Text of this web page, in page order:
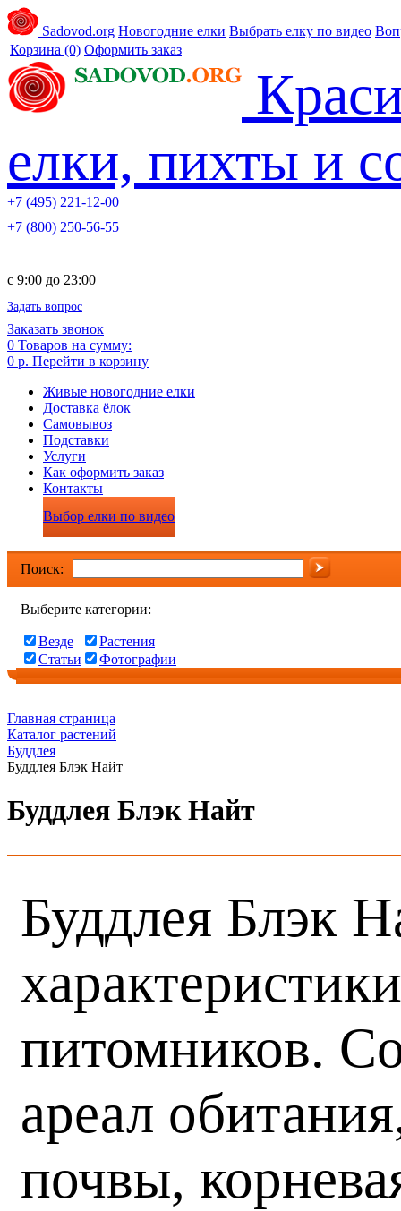
Sadovod.org Новогодние елки Выбрать елку по видео
Корзина (0) Оформить заказ
елки, пихты и
+7 (495) 221-12-00
+7 (800) 250-56-55
c 9:00 до 23:00
Задать вопрос
Заказать звонок
0 Товаров на сумму:
0 р. Перейти в корзину
Живые новогодние елки
Доставка ёлок
Самовывоз
Подставки
Услуги
Как оформить заказ
Контакты
Выбор елки по видео
Поиск:
Выберите категории:
Везде
Растения
Статьи
Фотографии
Главная страница
Каталог растений
Буддлея
Буддлея Блэк Найт
Буддлея Блэк Найт
Буддлея Блэк
питомников.
ареал
почвы,